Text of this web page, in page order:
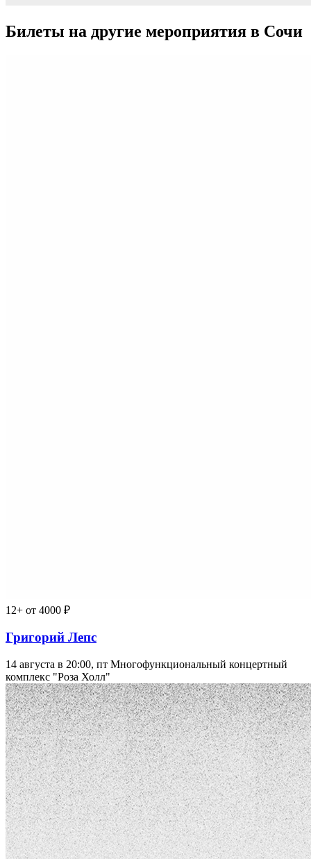
Билеты на другие мероприятия в Сочи
12+ от 4000 ₽
Григорий Лепс
14 августа в 20:00, пт Многофункциональный концертный
комплекс "Роза Холл"